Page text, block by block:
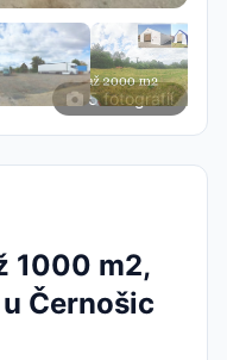
5 fotografií
1000 m2,
Černošic